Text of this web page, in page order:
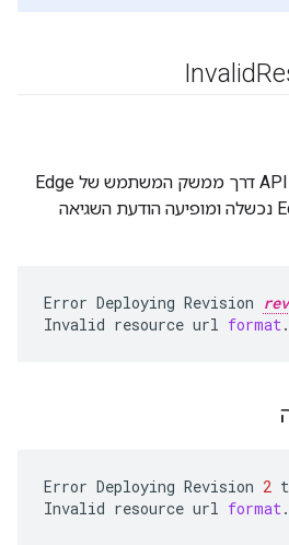
Invalid
הפריסה של שרת proxy ל-API דרך ממשק המשתמש של Edge
או Edge Management API נכשלה ומופיעה הודעת השגיאה
Error Deploying Revision
Invalid resource url format.
Error Deploying Revision 2
Invalid resource url format.